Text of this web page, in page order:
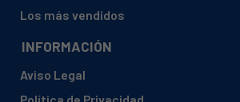
AMICA, ZIM 688EUK
AMICA, ZIM4757EV
Los más vendidos
INFORMACIÓN
Aviso Legal